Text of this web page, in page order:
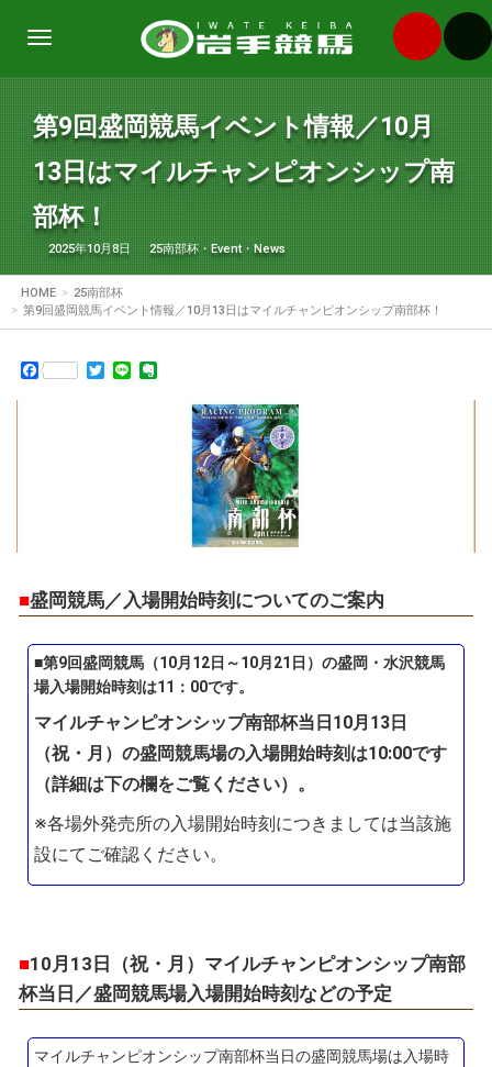
Toggle
第9回盛岡競馬イベント情報／10月
13日はマイルチャンピオンシップ南
部杯！
2025年10月8日 25南部杯・Event・News
HOME
25南部杯
第9回盛岡競馬イベント情報／10月13日はマイルチャンピオンシップ南部杯！
FacebookTwitter
Line
■盛岡競馬／入場開始時刻についてのご案内
■第9回盛岡競馬（10月12日～10月21日）の盛岡・水沢競馬
場入場開始時刻は11：00です。
マイルチャンピオンシップ南部杯当日10月13日
（祝・月）の盛岡競馬場の入場開始時刻は10:00です
（詳細は下の欄をご覧ください）。
※各場外発売所の入場開始時刻につきましては当該施
設にてご確認ください。
■10月13日（祝・月）マイルチャンピオンシップ南部
杯当日／盛岡競馬場入場開始時刻などの予定
マイルチャンピオンシップ南部杯当日の盛岡競馬場は入場時